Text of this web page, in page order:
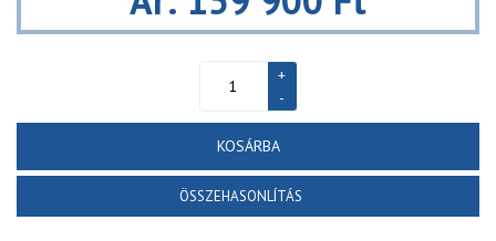
KOSÁRBA
ÖSSZEHASONLÍTÁS